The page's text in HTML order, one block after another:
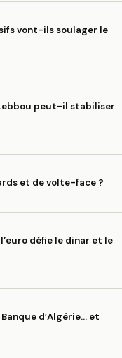
vont-ils soulager le
Lebbou peut-il stabiliser
et de volte-face ?
défie le dinar et le
d’Algérie… et